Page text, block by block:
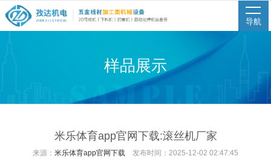
导航
样品展示
米乐体育app官网下载:滚丝机厂家
来源： 米乐体育app官网下载 发布时间：2025-12-02 02:47:45